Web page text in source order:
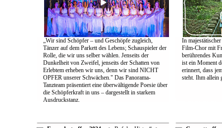
„Wir sind Schöpfer – und Geschöpfe zugleich,
Tänzer auf dem Parkett des Lebens; Schauspieler der
Rolle, die wir uns selber wählen. Jenseits der
Dunkelheit von Zweifel, jenseits der Schatten von
Erlebtem erheben wir uns, denn wir sind NICHT
OPFER unserer Schwächen." Das Panorama-
Tanzteam präsentiert eine überwältigende Poesie über
die Schöpferkraft in uns – dargestellt in starkem
Ausdruckstanz.
In
Film-Chor mit
berührendes
ist ein Moment
erinnert, dass
steht. Ihm allein